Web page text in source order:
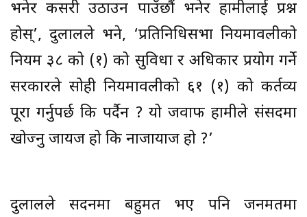
भनेर कसरी उठाउन पाउँछौं भनेर हामीलाई प्रश्न
होस्’, दुलालले भने, ‘प्रतिनिधिसभा नियमावलीको
नियम ३८ को (१) को सुविधा र अधिकार प्रयोग गर्ने
सरकारले सोही नियमावलीको ६१ (१) को कर्तव्य
पूरा गर्नुपर्छ कि पर्दैन ? यो जवाफ हामीले संसदमा
खोज्नु जायज हो कि नाजायाज हो ?’
दुलालले सदनमा बहुमत भए पनि जनमतमा